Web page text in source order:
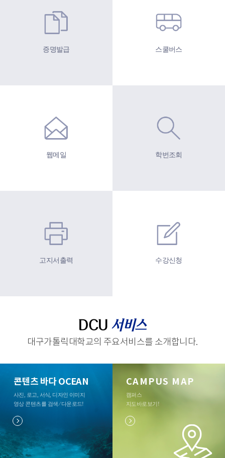
증명발급 스쿨버스
웹메일 학번조회
고지서출력 수강신청
DCU 서비스
대구가톨릭대학교의 주요서비스를 소개합니다.
콘텐츠 바다 OCEAN
사진, 로고, 서식, 디자인 이미지
영상 콘텐츠를 검색 ⁄ 다운로드!
CAMPUS MAP
캠퍼스
지도바로보기!